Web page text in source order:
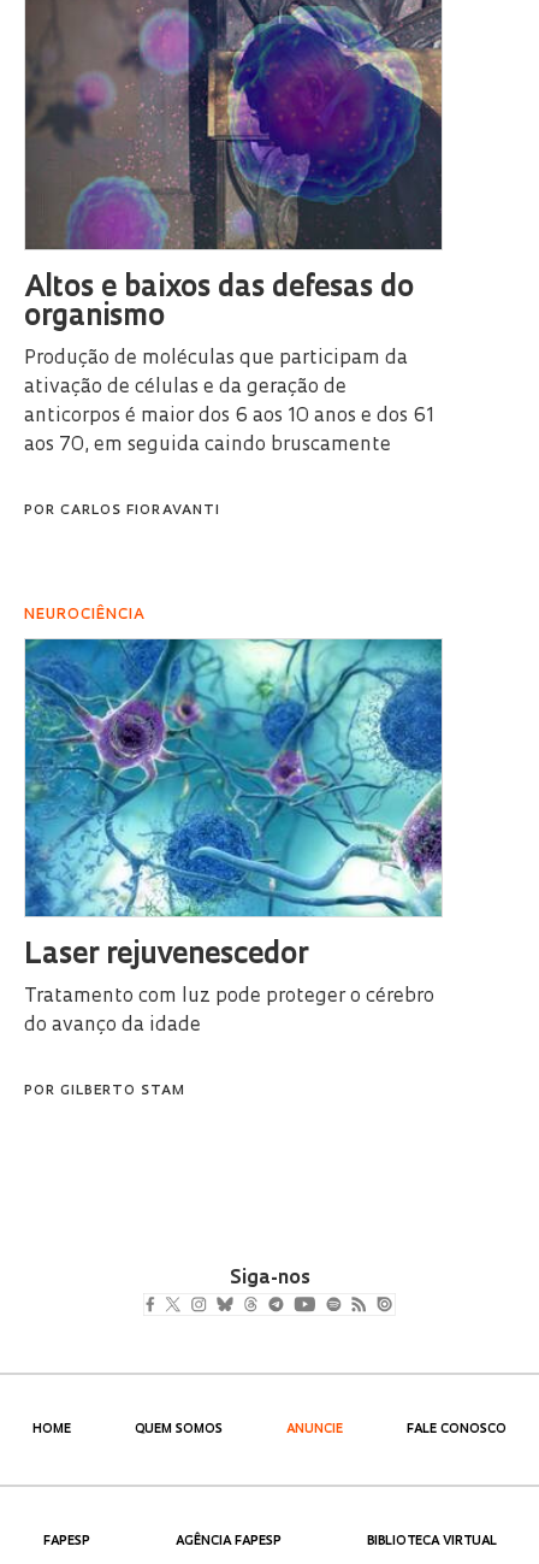
Altos e baixos das defesas do
organismo
Produção de moléculas que participam da
ativação de células e da geração de
anticorpos é maior dos 6 aos 10 anos e dos 61
aos 70, em seguida caindo bruscamente
POR CARLOS FIORAVANTI
NEUROCIÊNCIA
Laser rejuvenescedor
Tratamento com luz pode proteger o cérebro
do avanço da idade
POR GILBERTO STAM
Siga-nos
HOME QUEM SOMOS ANUNCIE FALE CONOSCO
FAPESP AGÊNCIA FAPESP BIBLIOTECA VIRTUAL